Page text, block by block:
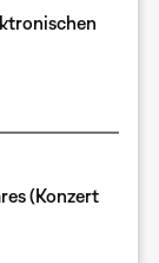
(Konzert